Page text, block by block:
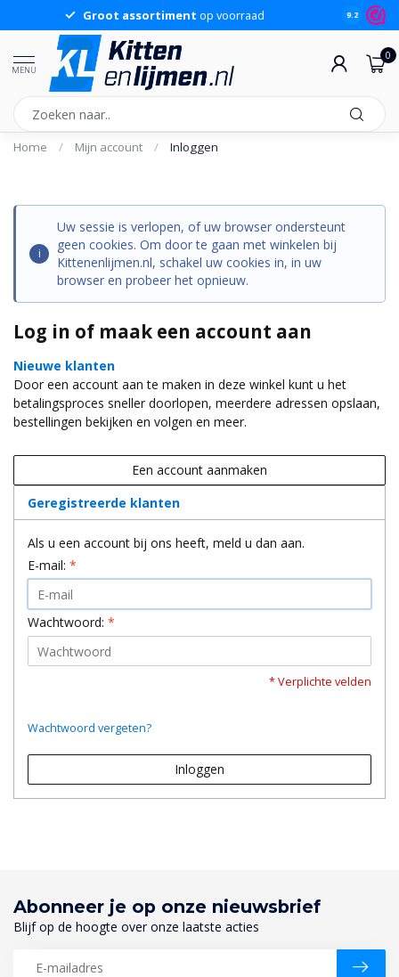
Groot assortiment op voorraad 9.2
MENU
0
Home / Mijn account / Inloggen
Uw sessie is verlopen, of uw browser ondersteunt
geen cookies. Om door te gaan met winkelen bij
Kittenenlijmen.nl, schakel uw cookies in, in uw
browser en probeer het opnieuw.
Log in of maak een account aan
Nieuwe klanten
Door een account aan te maken in deze winkel kunt u het
betalingsproces sneller doorlopen, meerdere adressen opslaan,
bestellingen bekijken en volgen en meer.
Een account aanmaken
Geregistreerde klanten
Als u een account bij ons heeft, meld u dan aan.
E-mail: *
Wachtwoord: *
* Verplichte velden
Wachtwoord vergeten?
Inloggen
Abonneer je op onze nieuwsbrief
Blijf op de hoogte over onze laatste acties